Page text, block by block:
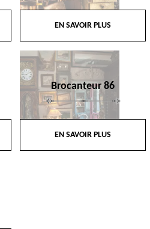
EN SAVOIR PLUS
Brocanteur 86
EN SAVOIR PLUS